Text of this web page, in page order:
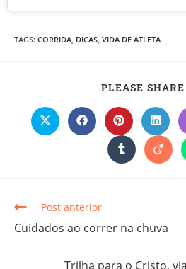
TAGS: CORRIDA DICAS VIDA DE ATLETA
PLEASE
Post anterior
Cuidados ao correr na chuva
Trilha para o Cristo,